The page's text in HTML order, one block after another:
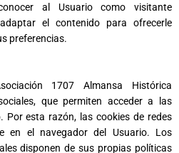
al Usuario como visitante
el contenido para ofrecerle
preferencias.
1707 Almansa Histórica
que permiten acceder a las
Por esta razón, las cookies de redes
en el navegador del Usuario. Los
disponen de sus propias políticas